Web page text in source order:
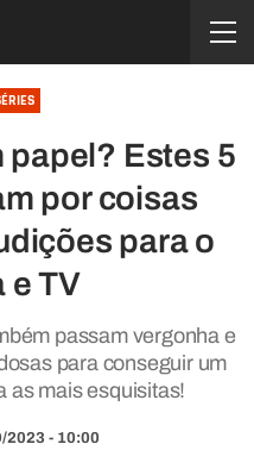
papel? Estes 5
por coisas
para o
e TV
passam vergonha e
para conseguir um
as mais esquisitas!
2023 - 10:00